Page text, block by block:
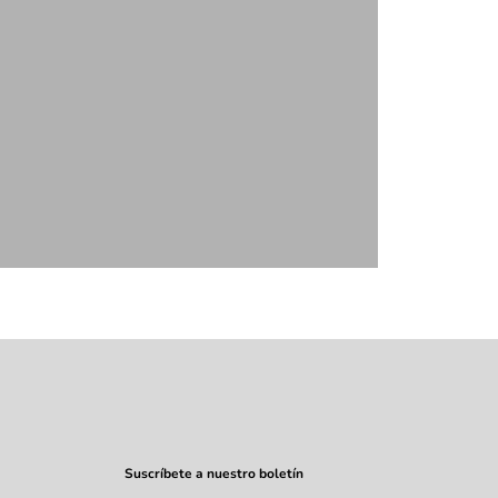
Suscríbete a nuestro boletín